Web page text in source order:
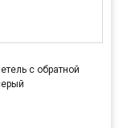
c обратной